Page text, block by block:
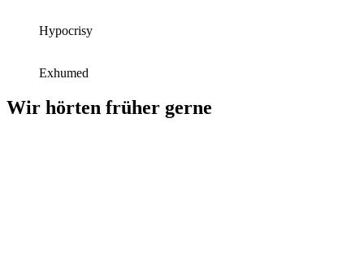
Hypocrisy
Exhumed
Wir hörten früher gerne